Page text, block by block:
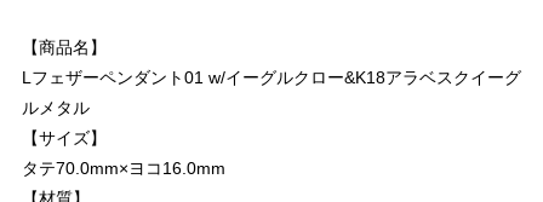
【商品名】
Lフェザーペンダント01 w/イーグルクロー&K18アラベスクイーグ
ルメタル
【サイズ】
タテ70.0mm×ヨコ16.0mm